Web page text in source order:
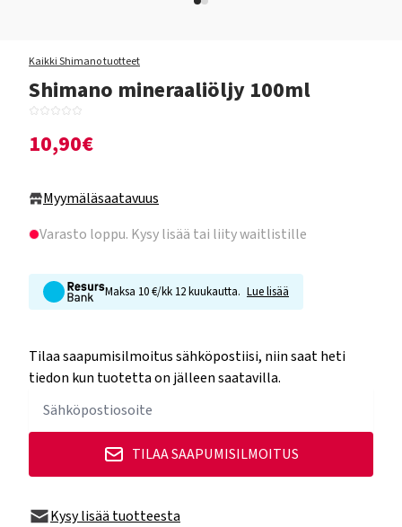
Kaikki Shimano tuotteet
Shimano mineraaliöljy 100ml
10,90€
Myymäläsaatavuus
Varasto loppu. Kysy lisää tai liity waitlistille
Maksa 10 €/kk 12 kuukautta. Lue lisää
Tilaa saapumisilmoitus sähköpostiisi, niin saat heti
tiedon kun tuotetta on jälleen saatavilla.
TILAA SAAPUMISILMOITUS
Kysy lisää tuotteesta